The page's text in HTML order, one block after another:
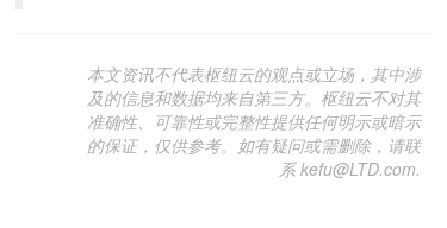
本文资讯不代表枢纽云的观点或立场，其中涉
及的信息和数据均来自第三方。枢纽云不对其
准确性、可靠性或完整性提供任何明示或暗示
的保证，仅供参考。如有疑问或需删除，请联
系 kefu@LTD.com.